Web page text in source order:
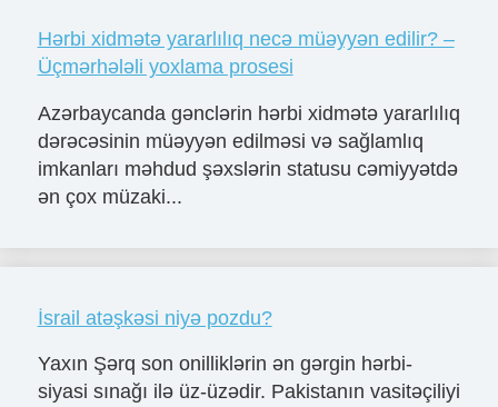
Hərbi xidmətə yararlılıq necə müəyyən edilir? –
Üçmərhələli yoxlama prosesi
Azərbaycanda gənclərin hərbi xidmətə yararlılıq
dərəcəsinin müəyyən edilməsi və sağlamlıq
imkanları məhdud şəxslərin statusu cəmiyyətdə
ən çox müzaki...
İsrail atəşkəsi niyə pozdu?
Yaxın Şərq son onilliklərin ən gərgin hərbi-
siyasi sınağı ilə üz-üzədir. Pakistanın vasitəçiliyi